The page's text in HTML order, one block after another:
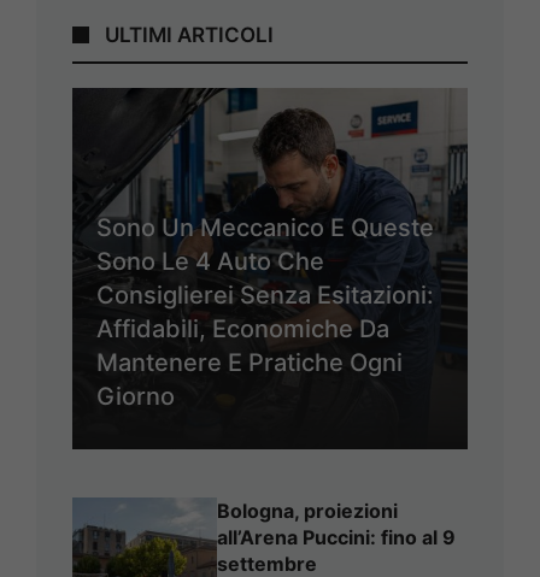
ULTIMI ARTICOLI
Sono Un Meccanico E Queste
Sono Le 4 Auto Che
Consiglierei Senza Esitazioni:
Affidabili, Economiche Da
Mantenere E Pratiche Ogni
Giorno
Bologna, proiezioni
all’Arena Puccini: fino al 9
settembre